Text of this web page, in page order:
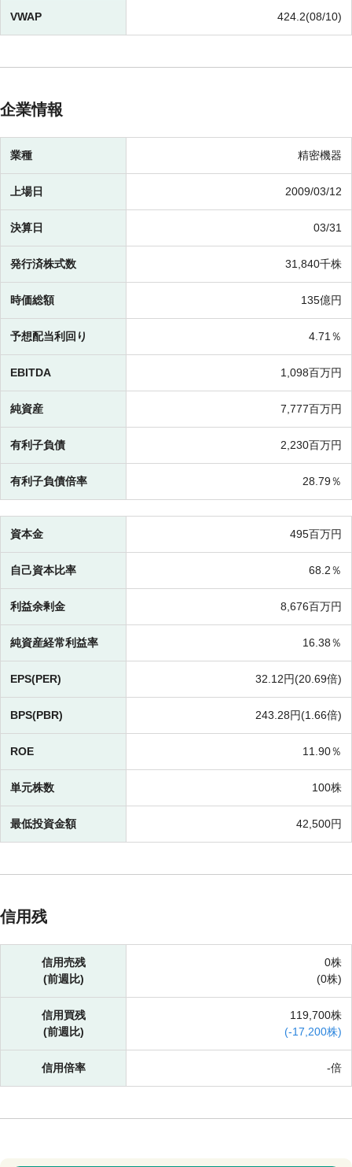
VWAP 424.2(08/10)
企業情報
業種 精密機器
上場日 2009/03/12
決算日 03/31
発行済株式数 31,840千株
時価総額 135億円
予想配当利回り 4.71％
EBITDA 1,098百万円
純資産 7,777百万円
有利子負債 2,230百万円
有利子負債倍率 28.79％
資本金 495百万円
自己資本比率 68.2％
利益余剰金 8,676百万円
純資産経常利益率 16.38％
EPS(PER) 32.12円(20.69倍)
BPS(PBR) 243.28円(1.66倍)
ROE 11.90％
単元株数 100株
最低投資金額 42,500円
信用残
信用売残
(前週比)
0株
(0株)
信用買残
(前週比)
119,700株
(-17,200株)
信用倍率 -倍